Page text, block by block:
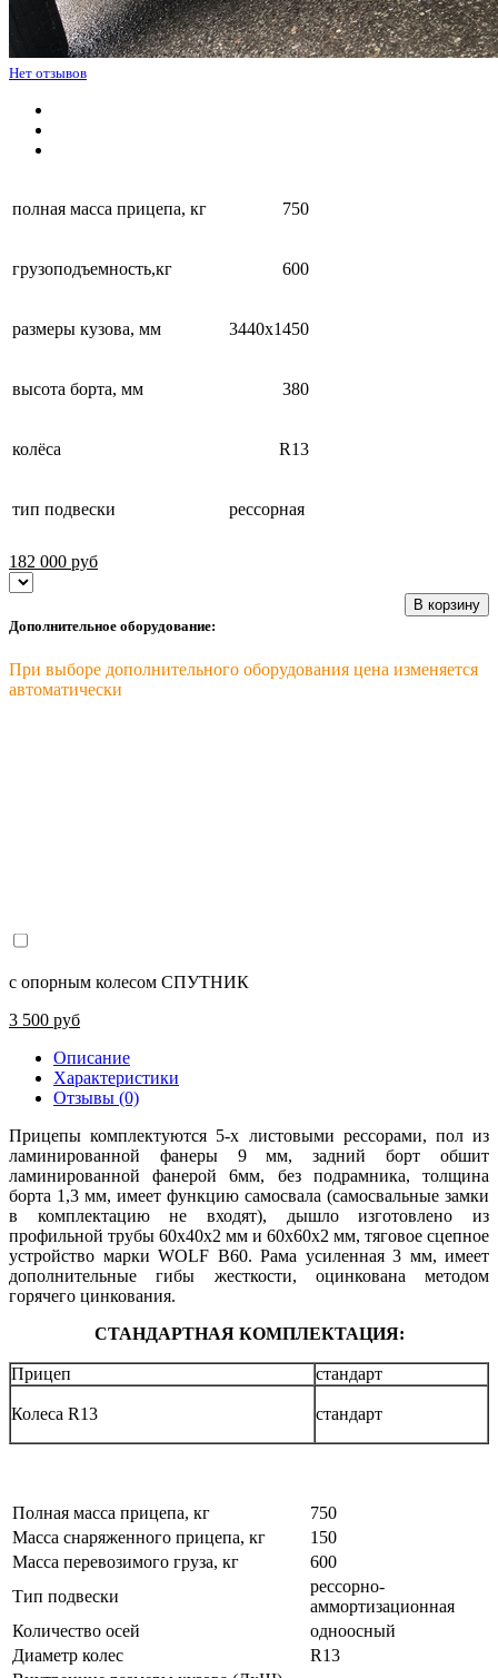
Нет отзывов
полная масса прицепа, кг 750
грузоподъемность,кг 600
размеры кузова, мм 3440х1450
высота борта, мм 380
колёса R13
тип подвески рессорная
182 000 руб
В корзину
Дополнительное оборудование:
При выборе дополнительного оборудования цена изменяется
автоматически
с опорным колесом СПУТНИК
3 500 руб
Описание
Характеристики
Отзывы (0)
Прицепы комплектуются 5-х листовыми рессорами, пол из
ламинированной фанеры 9 мм, задний борт обшит
ламинированной фанерой 6мм, без подрамника, толщина
борта 1,3 мм, имеет функцию самосвала (самосвальные замки
в комплектацию не входят), дышло изготовлено из
профильной трубы 60х40х2 мм и 60х60х2 мм, тяговое сцепное
устройство марки WOLF B60. Рама усиленная 3 мм, имеет
дополнительные гибы жесткости, оцинкована методом
горячего цинкования.
СТАНДАРТНАЯ КОМПЛЕКТАЦИЯ:
Прицеп стандарт
Колеса R13 стандарт
Полная масса прицепа, кг
750
Масса снаряженного прицепа, кг
150
Масса перевозимого груза, кг
600
Тип подвески
рессорно-
аммортизационная
Количество осей
одноосный
Диаметр колес
R13